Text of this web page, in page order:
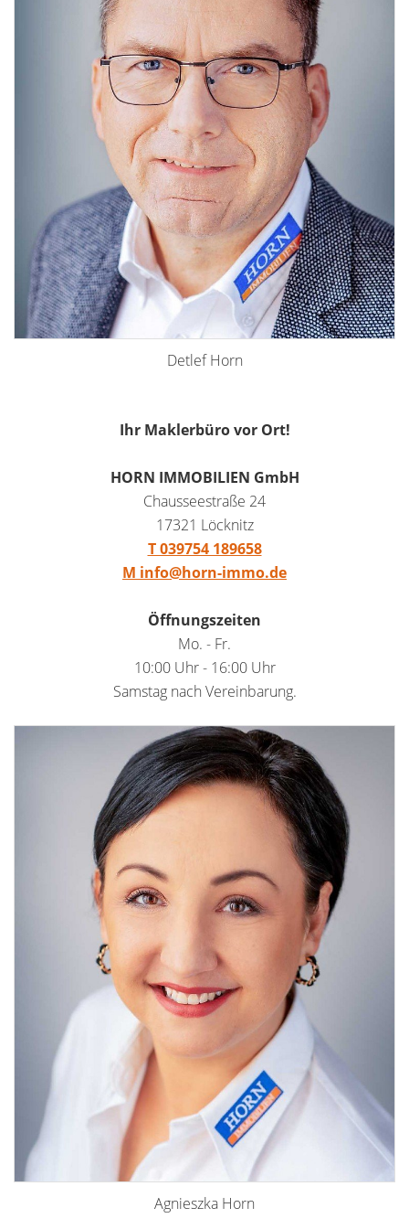
Detlef Horn
Ihr Maklerbüro vor Ort!
HORN IMMOBILIEN GmbH
Chausseestraße 24
17321 Löcknitz
T 039754 189658
M info@horn-immo.de
Öffnungszeiten
Mo. - Fr.
10:00 Uhr - 16:00 Uhr
Samstag nach Vereinbarung.
Agnieszka Horn